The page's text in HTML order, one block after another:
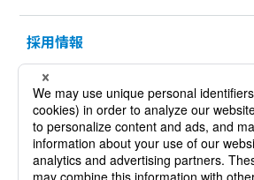
採用情報
KURODA HISTORY 100
製品情報